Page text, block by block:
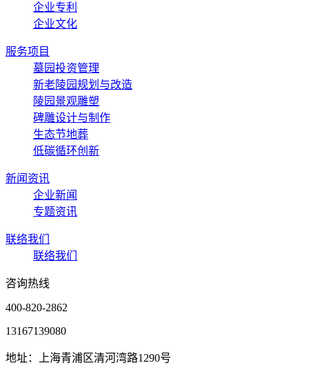
企业专利
企业文化
服务项目
墓园投资管理
新老陵园规划与改造
陵园景观雕塑
碑雕设计与制作
生态节地葬
低碳循环创新
新闻资讯
企业新闻
专题资讯
联络我们
联络我们
咨询热线
400-820-2862
13167139080
地址：上海青浦区清河湾路1290号